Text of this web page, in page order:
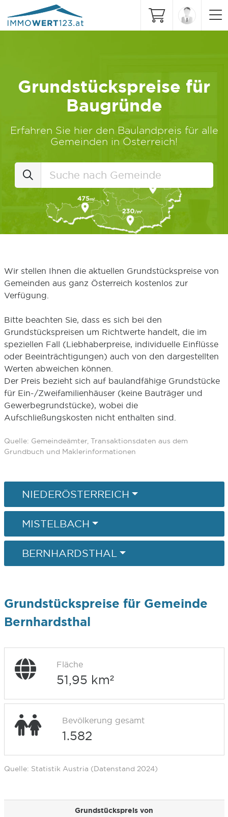
Grundstückspreise für
Baugründe
Erfahren Sie hier den Baulandpreis für alle
Gemeinden in Österreich!
Wir stellen Ihnen die aktuellen Grundstückspreise von
Gemeinden aus ganz Österreich kostenlos zur
Verfügung.
Bitte beachten Sie, dass es sich bei den
Grundstückspreisen um Richtwerte handelt, die im
speziellen Fall (Liebhaberpreise, individuelle Einflüsse
oder Beeinträchtigungen) auch von den dargestellten
Werten abweichen können.
Der Preis bezieht sich auf baulandfähige Grundstücke
für Ein-/Zweifamilienhäuser (keine Bauträger und
Gewerbegrundstücke), wobei die
Aufschließungskosten nicht enthalten sind.
Quelle: Gemeindeämter, Transaktionsdaten aus dem
Grundbuch und Maklerinformationen
NIEDERÖSTERREICH
MISTELBACH
BERNHARDSTHAL
Grundstückspreise für Gemeinde
Bernhardsthal
Fläche
51,95 km²
Bevölkerung gesamt
1.582
Quelle: Statistik Austria (Datenstand 2024)
Grundstückspreis von